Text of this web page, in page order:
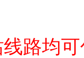
路均